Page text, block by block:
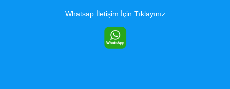
Whatsap İletişim İçin Tıklayınız